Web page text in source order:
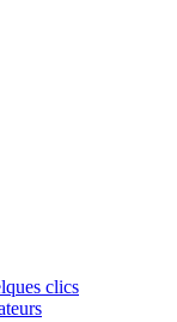
clics